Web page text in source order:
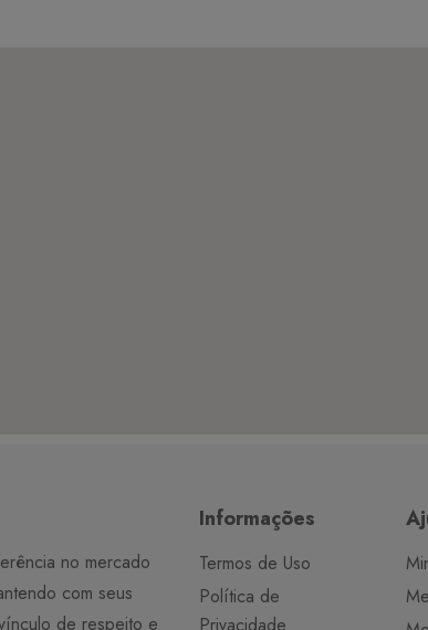
no mercado
com seus
de respeito e
Informações
Termos de Uso
Política de
Privacidade